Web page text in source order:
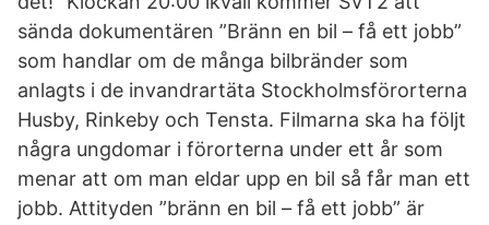
sända dokumentären ”Bränn en bil – få ett jobb”
som handlar om de många bilbränder som
anlagts i de invandrartäta Stockholmsförorterna
Husby, Rinkeby och Tensta. Filmarna ska ha följt
några ungdomar i förorterna under ett år som
menar att om man eldar upp en bil så får man ett
jobb. Attityden ”bränn en bil – få ett jobb” är